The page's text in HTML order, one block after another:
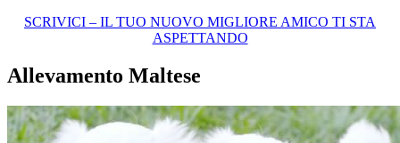
SCRIVICI – IL TUO NUOVO MIGLIORE AMICO TI STA
ASPETTANDO
Allevamento Maltese